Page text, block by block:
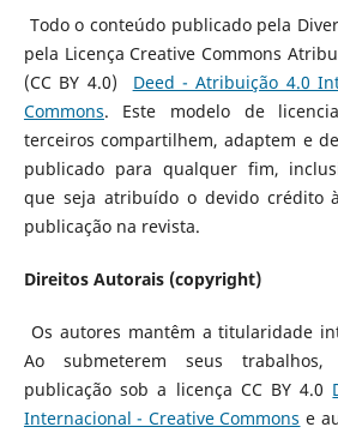
Todo o conteúdo publicado pela
pela Licença Creative Commons
(CC BY 4.0) Deed - Atribuição 4.0
Commons. Este modelo de
terceiros compartilhem, adaptem e
publicado para qualquer fim,
que seja atribuído o devido crédito
publicação na revista.
Direitos Autorais (copyright)
Os autores mantêm a titularidade
Ao submeterem seus
publicação sob a licença CC BY 4.0
Internacional - Creative Commons e